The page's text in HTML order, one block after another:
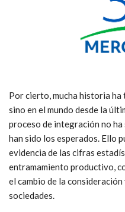
Por cierto, mucha historia
sino en el mundo desde la
proceso de integración no
han sido los esperados. Ello
evidencia de las cifras
entramamiento productivo,
el cambio de la
sociedades.